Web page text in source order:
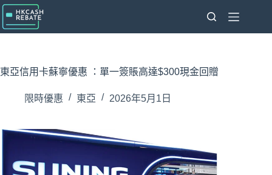
跳
至
主
內
東亞信用卡蘇寧優惠 ：單一簽賬高達$300現金回贈
限時優惠 東亞 2026年5月1日